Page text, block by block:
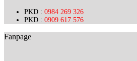
PKD : 0984 269 326
PKD : 0909 617 576
Fanpage